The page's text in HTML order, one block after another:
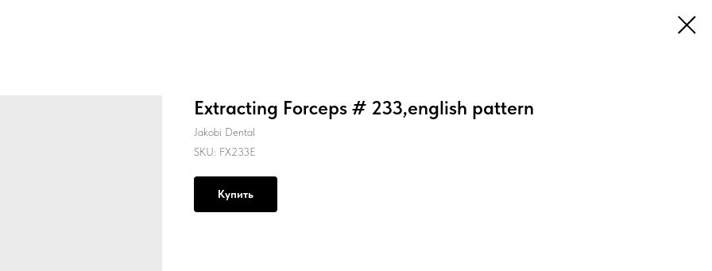
Extracting Forceps # 233,english pattern
Jakobi Dental
SKU: FX233E
Купить